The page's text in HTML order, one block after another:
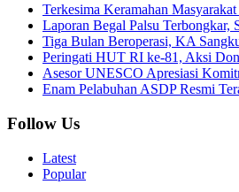
Terkesima Keramahan
Laporan Begal Palsu Terbongkar,
Tiga Bulan Beroperasi, KA
Peringati HUT RI ke-81, Aksi
Asesor UNESCO Apresiasi
Enam Pelabuhan ASDP Resmi
Follow Us
Latest
Popular